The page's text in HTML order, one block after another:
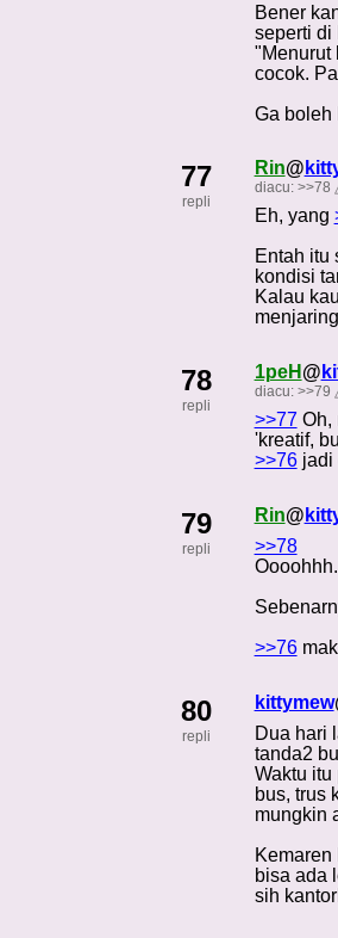
Bener
seperti di
"Menurut
cocok.
Ga boleh
77
repli
Rin@
diacu: >>78
Eh, yang
Entah itu
kondisi
Kalau
78
repli
1peH @
diacu: >>79
>>77 Oh,
'kreatif,
>>76jadi
79
repli
Rin@
>>78
>>76
80
repli
kittymew
Dua hari
tanda2
Waktu
bus, trus
mungkin
bisa ada
sih